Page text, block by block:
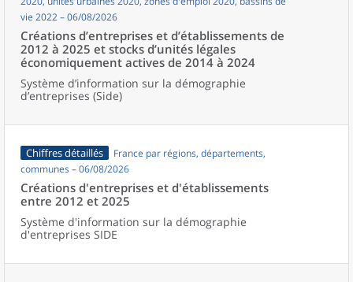
vie 2022 – 06/08/2026
Créations d’entreprises et d’établissements de
2012 à 2025 et stocks d’unités légales
économiquement actives de 2014 à 2024
Système d’information sur la démographie
d’entreprises (Side)
Chiffres détaillés
France par régions, départements,
communes – 06/08/2026
Créations d'entreprises et d'établissements
entre 2012 et 2025
Système d'information sur la démographie
d'entreprises SIDE